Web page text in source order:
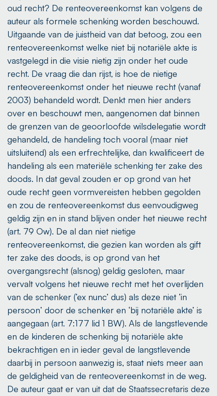
oud recht? De renteovereenkomst kan volgens de
auteur als formele schenking worden beschouwd.
Uitgaande van de juistheid van dat betoog, zou een
renteovereenkomst welke niet bij notariële akte is
vastgelegd in die visie nietig zijn onder het oude
recht. De vraag die dan rijst, is hoe de nietige
renteovereenkomst onder het nieuwe recht (vanaf
2003) behandeld wordt. Denkt men hier anders
over en beschouwt men, aangenomen dat binnen
de grenzen van de geoorloofde wilsdelegatie wordt
gehandeld, de handeling toch vooral (maar niet
uitsluitend) als een erfrechtelijke, dan kwalificeert de
handeling als een materiële schenking ter zake des
doods. In dat geval zouden er op grond van het
oude recht geen vormvereisten hebben gegolden
en zou de renteovereenkomst dus eenvoudigweg
geldig zijn en in stand blijven onder het nieuwe recht
(art. 79 Ow). De al dan niet nietige
renteovereenkomst, die gezien kan worden als gift
ter zake des doods, is op grond van het
overgangsrecht (alsnog) geldig gesloten, maar
vervalt volgens het nieuwe recht met het overlijden
van de schenker (‘ex nunc’ dus) als deze niet ‘in
persoon’ door de schenker en ‘bij notariële akte’ is
aangegaan (art. 7:177 lid 1 BW). Als de langstlevende
en de kinderen de schenking bij notariële akte
bekrachtigen en in ieder geval de langstlevende
daarbij in persoon aanwezig is, staat niets meer aan
de geldigheid van de renteovereenkomst in de weg.
De auteur gaat er van uit dat de Staatssecretaris deze